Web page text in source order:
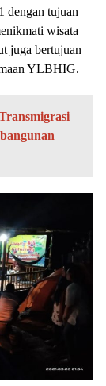
dengan tujuan
wisata
juga bertujuan
YLBHIG.